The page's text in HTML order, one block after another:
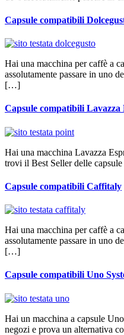
Capsule compatibili
Hai una macchina per caffè a
assolutamente passare in uno
[…]
Capsule compatibili Lavazza
Hai una macchina Lavazza
trovi il Best Seller delle
Capsule compatibili Caffitaly
Hai una macchina per caffè a
assolutamente passare in uno
[…]
Capsule compatibili Uno
Hai un macchina a capsule
negozi e prova un alternativa